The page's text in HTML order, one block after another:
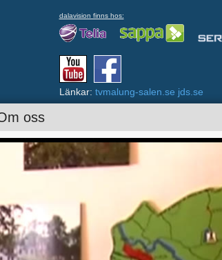
dalavision finns hos:
Länkar: tvmalung-salen.se jds.se
oss